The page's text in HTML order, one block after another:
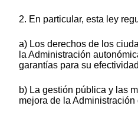
2. En particular, esta ley
a) Los derechos de los
la Administración
garantías para su
b) La gestión pública y las
mejora de la